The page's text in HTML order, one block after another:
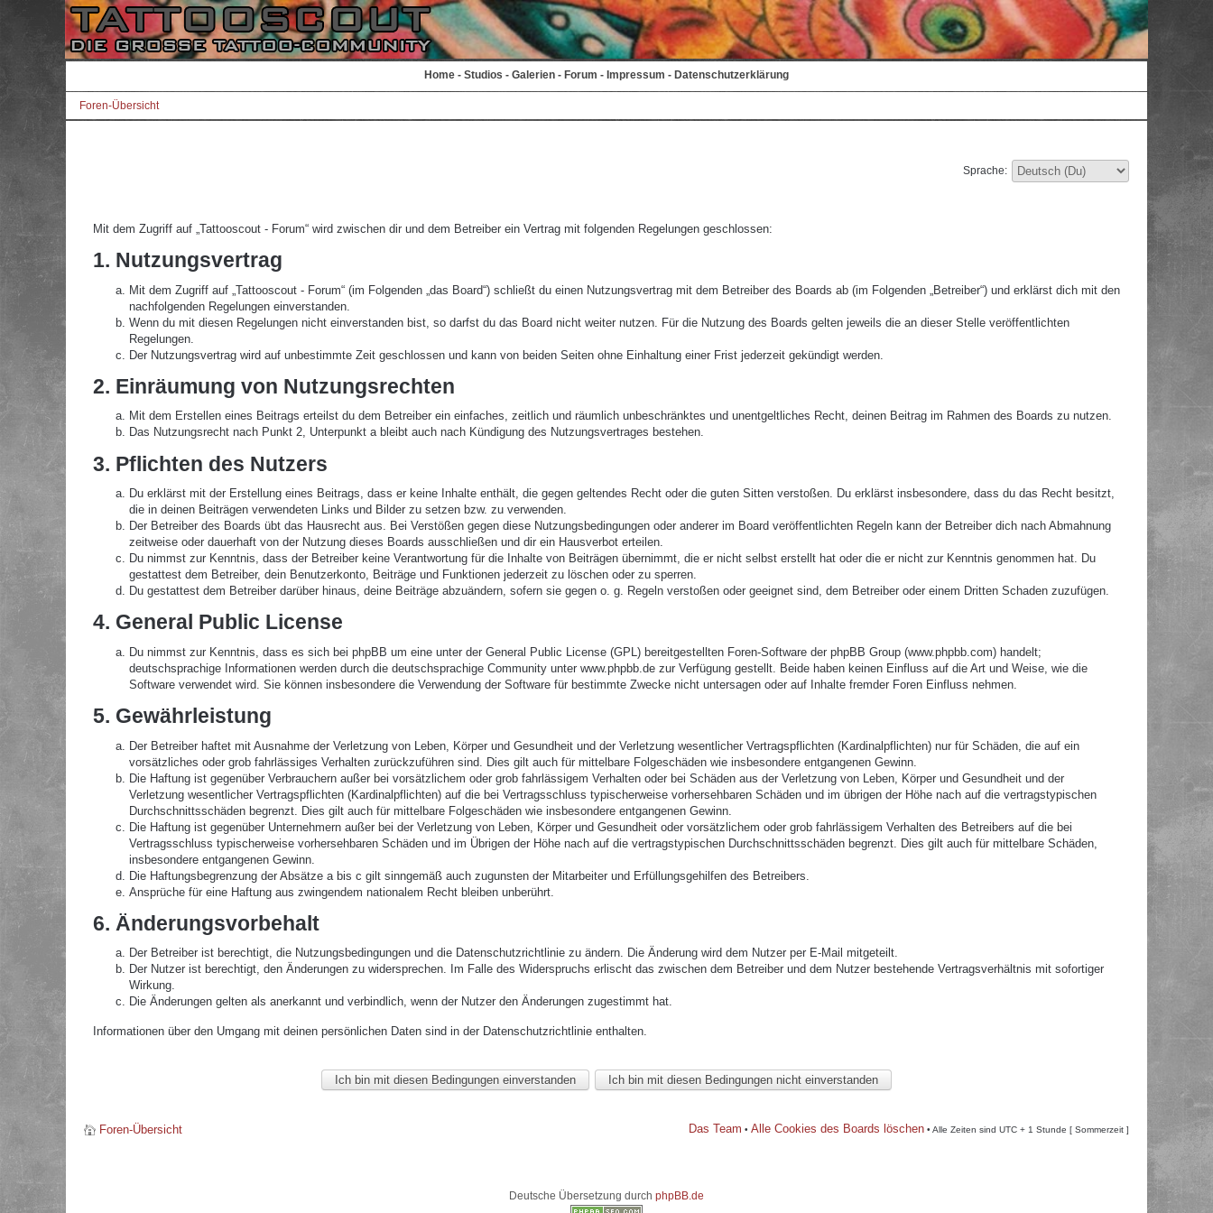
Home - Studios - Galerien - Forum - Impressum - Datenschutzerklärung
Foren-Übersicht
Sprache:
Mit dem Zugriff auf „Tattooscout - Forum“ wird zwischen dir und dem Betreiber ein Vertrag mit folgenden Regelungen geschlossen:
1. Nutzungsvertrag
Mit dem Zugriff auf „Tattooscout - Forum“ (im Folgenden „das Board“) schließt du einen Nutzungsvertrag mit dem Betreiber des Boards ab (im Folgenden „Betreiber“) und erklärst dich mit den
nachfolgenden Regelungen einverstanden.
Wenn du mit diesen Regelungen nicht einverstanden bist, so darfst du das Board nicht weiter nutzen. Für die Nutzung des Boards gelten jeweils die an dieser Stelle veröffentlichten
Regelungen.
Der Nutzungsvertrag wird auf unbestimmte Zeit geschlossen und kann von beiden Seiten ohne Einhaltung einer Frist jederzeit gekündigt werden.
2. Einräumung von Nutzungsrechten
Mit dem Erstellen eines Beitrags erteilst du dem Betreiber ein einfaches, zeitlich und räumlich unbeschränktes und unentgeltliches Recht, deinen Beitrag im Rahmen des Boards zu nutzen.
Das Nutzungsrecht nach Punkt 2, Unterpunkt a bleibt auch nach Kündigung des Nutzungsvertrages bestehen.
3. Pflichten des Nutzers
Du erklärst mit der Erstellung eines Beitrags, dass er keine Inhalte enthält, die gegen geltendes Recht oder die guten Sitten verstoßen. Du erklärst insbesondere, dass du das Recht besitzt,
die in deinen Beiträgen verwendeten Links und Bilder zu setzen bzw. zu verwenden.
Der Betreiber des Boards übt das Hausrecht aus. Bei Verstößen gegen diese Nutzungsbedingungen oder anderer im Board veröffentlichten Regeln kann der Betreiber dich nach Abmahnung
zeitweise oder dauerhaft von der Nutzung dieses Boards ausschließen und dir ein Hausverbot erteilen.
Du nimmst zur Kenntnis, dass der Betreiber keine Verantwortung für die Inhalte von Beiträgen übernimmt, die er nicht selbst erstellt hat oder die er nicht zur Kenntnis genommen hat. Du
gestattest dem Betreiber, dein Benutzerkonto, Beiträge und Funktionen jederzeit zu löschen oder zu sperren.
Du gestattest dem Betreiber darüber hinaus, deine Beiträge abzuändern, sofern sie gegen o. g. Regeln verstoßen oder geeignet sind, dem Betreiber oder einem Dritten Schaden zuzufügen.
4. General Public License
Du nimmst zur Kenntnis, dass es sich bei phpBB um eine unter der General Public License (GPL) bereitgestellten Foren-Software der phpBB Group (www.phpbb.com) handelt;
deutschsprachige Informationen werden durch die deutschsprachige Community unter www.phpbb.de zur Verfügung gestellt. Beide haben keinen Einfluss auf die Art und Weise, wie die
Software verwendet wird. Sie können insbesondere die Verwendung der Software für bestimmte Zwecke nicht untersagen oder auf Inhalte fremder Foren Einfluss nehmen.
5. Gewährleistung
Der Betreiber haftet mit Ausnahme der Verletzung von Leben, Körper und Gesundheit und der Verletzung wesentlicher Vertragspflichten (Kardinalpflichten) nur für Schäden, die auf ein
vorsätzliches oder grob fahrlässiges Verhalten zurückzuführen sind. Dies gilt auch für mittelbare Folgeschäden wie insbesondere entgangenen Gewinn.
Die Haftung ist gegenüber Verbrauchern außer bei vorsätzlichem oder grob fahrlässigem Verhalten oder bei Schäden aus der Verletzung von Leben, Körper und Gesundheit und der
Verletzung wesentlicher Vertragspflichten (Kardinalpflichten) auf die bei Vertragsschluss typischerweise vorhersehbaren Schäden und im übrigen der Höhe nach auf die vertragstypischen
Durchschnittsschäden begrenzt. Dies gilt auch für mittelbare Folgeschäden wie insbesondere entgangenen Gewinn.
Die Haftung ist gegenüber Unternehmern außer bei der Verletzung von Leben, Körper und Gesundheit oder vorsätzlichem oder grob fahrlässigem Verhalten des Betreibers auf die bei
Vertragsschluss typischerweise vorhersehbaren Schäden und im Übrigen der Höhe nach auf die vertragstypischen Durchschnittsschäden begrenzt. Dies gilt auch für mittelbare Schäden,
insbesondere entgangenen Gewinn.
Die Haftungsbegrenzung der Absätze a bis c gilt sinngemäß auch zugunsten der Mitarbeiter und Erfüllungsgehilfen des Betreibers.
Ansprüche für eine Haftung aus zwingendem nationalem Recht bleiben unberührt.
6. Änderungsvorbehalt
Der Betreiber ist berechtigt, die Nutzungsbedingungen und die Datenschutzrichtlinie zu ändern. Die Änderung wird dem Nutzer per E-Mail mitgeteilt.
Der Nutzer ist berechtigt, den Änderungen zu widersprechen. Im Falle des Widerspruchs erlischt das zwischen dem Betreiber und dem Nutzer bestehende Vertragsverhältnis mit sofortiger
Wirkung.
Die Änderungen gelten als anerkannt und verbindlich, wenn der Nutzer den Änderungen zugestimmt hat.
Informationen über den Umgang mit deinen persönlichen Daten sind in der Datenschutzrichtlinie enthalten.
Foren-Übersicht Das Team • Alle Cookies des Boards löschen • Alle Zeiten sind UTC + 1 Stunde [ Sommerzeit ]
Deutsche Übersetzung durch phpBB.de